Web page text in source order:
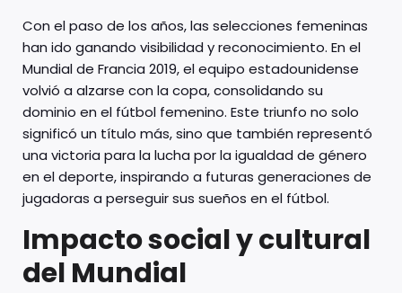
Con el paso de los años, las selecciones femeninas
han ido ganando visibilidad y reconocimiento. En el
Mundial de Francia 2019, el equipo estadounidense
volvió a alzarse con la copa, consolidando su
dominio en el fútbol femenino. Este triunfo no solo
significó un título más, sino que también representó
una victoria para la lucha por la igualdad de género
en el deporte, inspirando a futuras generaciones de
jugadoras a perseguir sus sueños en el fútbol.
Impacto social y cultural
del Mundial